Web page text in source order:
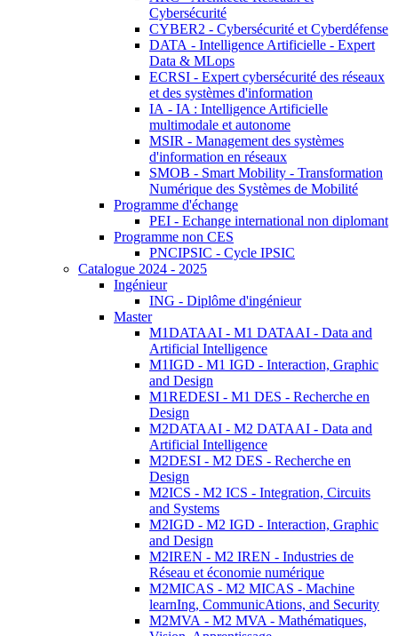
Cybersécurité
CYBER2 - Cybersécurité et Cyberdéfense
DATA - Intelligence Artificielle - Expert
Data & MLops
ECRSI - Expert cybersécurité des réseaux
et des systèmes d'information
IA - IA : Intelligence Artificielle
multimodale et autonome
MSIR - Management des systèmes
d'information en réseaux
SMOB - Smart Mobility - Transformation
Numérique des Systèmes de Mobilité
Programme d'échange
PEI - Echange international non diplomant
Programme non CES
PNCIPSIC - Cycle IPSIC
Catalogue 2024 - 2025
Ingénieur
ING - Diplôme d'ingénieur
Master
M1DATAAI - M1 DATAAI - Data and
Artificial Intelligence
M1IGD - M1 IGD - Interaction, Graphic
and Design
M1REDESI - M1 DES - Recherche en
Design
M2DATAAI - M2 DATAAI - Data and
Artificial Intelligence
M2DESI - M2 DES - Recherche en
Design
M2ICS - M2 ICS - Integration, Circuits
and Systems
M2IGD - M2 IGD - Interaction, Graphic
and Design
M2IREN - M2 IREN - Industries de
Réseau et économie numérique
M2MICAS - M2 MICAS - Machine
learnIng, CommunicAtions, and Security
M2MVA - M2 MVA - Mathématiques,